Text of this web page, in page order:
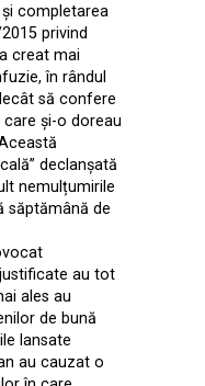
completarea
privind
creat mai
în rândul
să confere
și-o doreau
declanșată
nemulțumirile
săptămână de
au tot
ales au
de bună
lansate
au cauzat o